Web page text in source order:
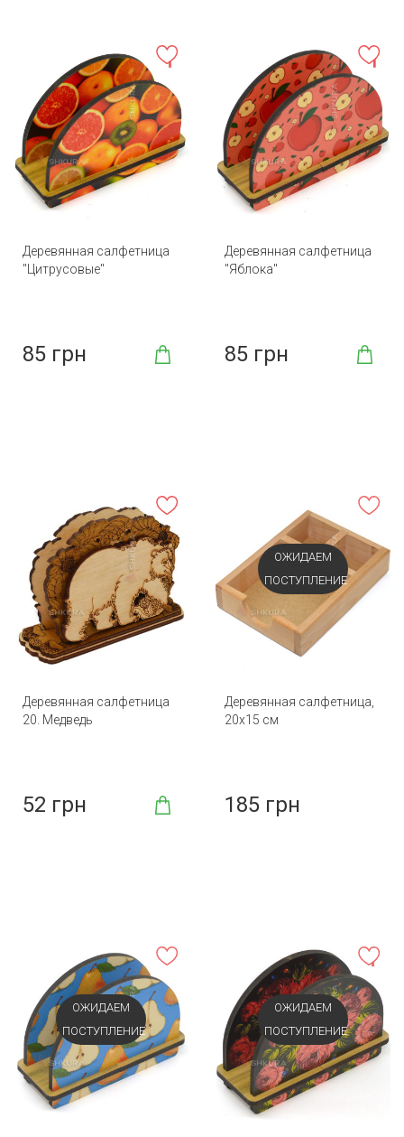
Деревянная салфетница
"Цитрусовые"
85 грн
Деревянная салфетница
"Яблока"
85 грн
Деревянная салфетница
20. Медведь
52 грн
ОЖИДАЕМ
ПОСТУПЛЕНИЕ
Деревянная салфетница,
20х15 см
185 грн
ОЖИДАЕМ
ПОСТУПЛЕНИЕ
ОЖИДАЕМ
ПОСТУПЛЕНИЕ